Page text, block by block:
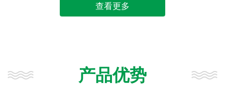
查看更多
产品优势